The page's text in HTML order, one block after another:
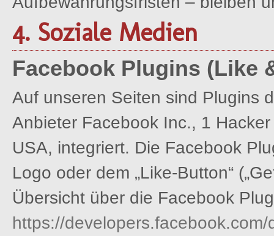
4. Soziale Medien
Facebook Plugins (Like
Auf unseren Seiten sind Plugins
Anbieter Facebook Inc., 1
USA, integriert. Die Facebook
Logo oder dem „Like-Button“
Übersicht über die Facebook
https://